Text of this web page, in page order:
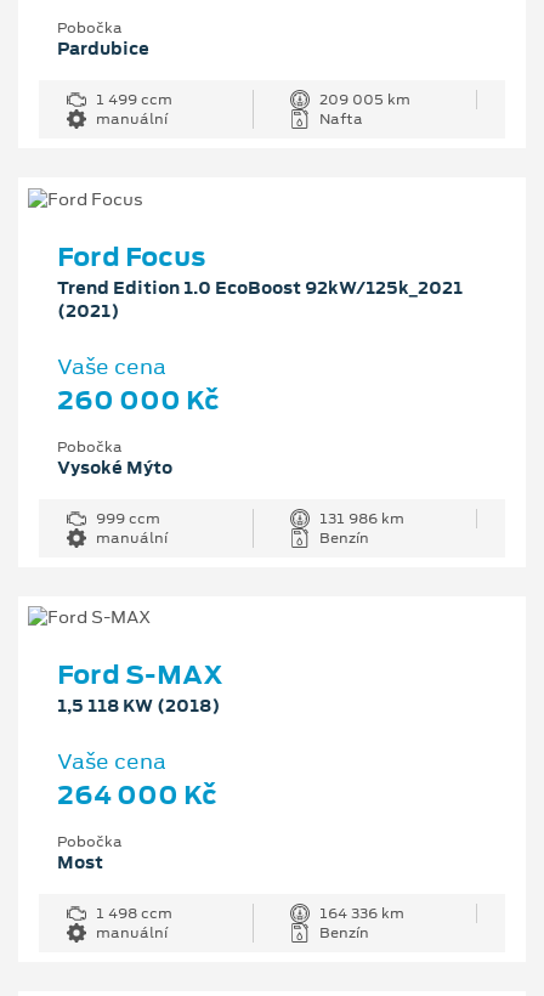
Pobočka
Pardubice
1 499 ccm
209 005 km
manuální
Nafta
Ford Focus
Trend Edition 1.0 EcoBoost 92kW/125k_2021
(2021)
Vaše cena
260 000 Kč
Pobočka
Vysoké Mýto
999 ccm
131 986 km
manuální
Benzín
Ford S-MAX
1,5 118 KW (2018)
Vaše cena
264 000 Kč
Pobočka
Most
1 498 ccm
164 336 km
manuální
Benzín